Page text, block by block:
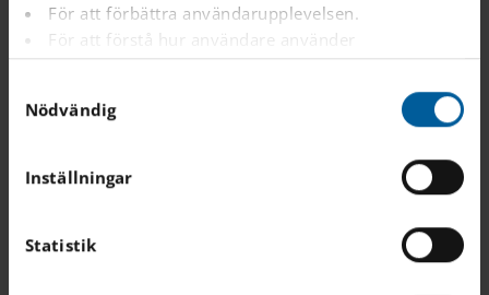
För att förbättra användarupplevelsen.
För att förstå hur användare använder
webbplatsen.
Analys av webbplatsen i marknadsförings- och
reklamsyfte.
webbplatser baserat på dina intressen.
För att spåra om en besökare är inloggad eller inte.
tredjepartsleverantörer som Google, Facebook,
Nödvändig
Inställningar
Statistik